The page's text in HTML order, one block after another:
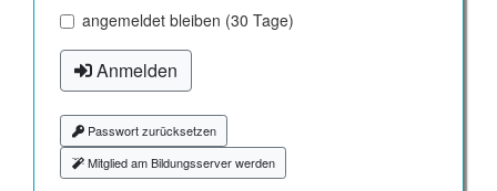
angemeldet bleiben (30 Tage)
Anmelden
Passwort zurücksetzen
Mitglied am Bildungsserver werden